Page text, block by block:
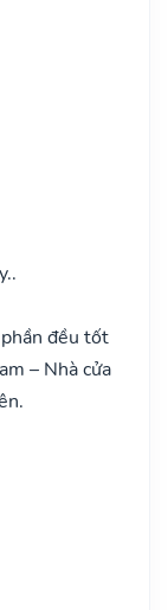
đều tốt
– Nhà cửa